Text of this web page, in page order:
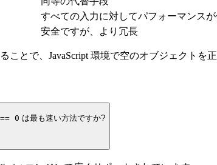
すべての入力に対してパフォーマンス
安全ですが、より冗長
ことで、JavaScript 環境で空のオブジェクトを
0 は最も速い方法ですか?